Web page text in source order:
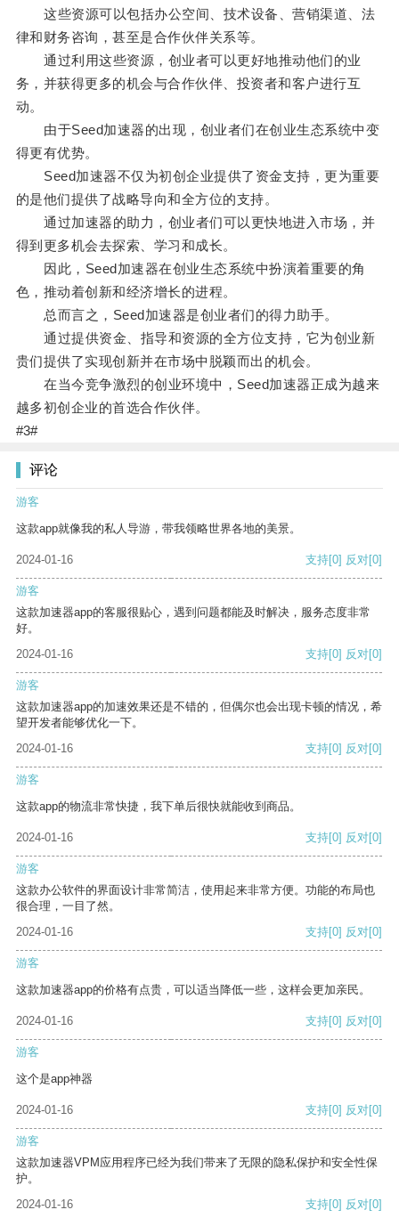
这些资源可以包括办公空间、技术设备、营销渠道、法
律和财务咨询，甚至是合作伙伴关系等。
通过利用这些资源，创业者可以更好地推动他们的业
务，并获得更多的机会与合作伙伴、投资者和客户进行互
动。
由于Seed加速器的出现，创业者们在创业生态系统中变
得更有优势。
Seed加速器不仅为初创企业提供了资金支持，更为重要
的是他们提供了战略导向和全方位的支持。
通过加速器的助力，创业者们可以更快地进入市场，并
得到更多机会去探索、学习和成长。
因此，Seed加速器在创业生态系统中扮演着重要的角
色，推动着创新和经济增长的进程。
总而言之，Seed加速器是创业者们的得力助手。
通过提供资金、指导和资源的全方位支持，它为创业新
贵们提供了实现创新并在市场中脱颖而出的机会。
在当今竞争激烈的创业环境中，Seed加速器正成为越来
越多初创企业的首选合作伙伴。
#3#
评论
游客
这款app就像我的私人导游，带我领略世界各地的美景。
2024-01-16 支持[0] 反对[0]
游客
这款加速器app的客服很贴心，遇到问题都能及时解决，服务态度非常
好。
2024-01-16
支持[0] 反对[0]
游客
这款加速器app的加速效果还是不错的，但偶尔也会出现卡顿的情况，希
望开发者能够优化一下。
2024-01-16
支持[0] 反对[0]
游客
这款app的物流非常快捷，我下单后很快就能收到商品。
2024-01-16 支持[0] 反对[0]
游客
这款办公软件的界面设计非常简洁，使用起来非常方便。功能的布局也
很合理，一目了然。
2024-01-16
支持[0] 反对[0]
游客
这款加速器app的价格有点贵，可以适当降低一些，这样会更加亲民。
2024-01-16 支持[0] 反对[0]
游客
这个是app神器
2024-01-16 支持[0] 反对[0]
游客
这款加速器VPM应用程序已经为我们带来了无限的隐私保护和安全性保
护。
2024-01-16
支持[0] 反对[0]